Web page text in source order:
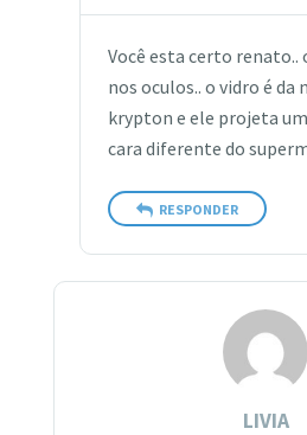
Você esta certo renato..
nos oculos.. o vidro é da
krypton e ele projeta
cara diferente do
RESPONDER
LIVIA